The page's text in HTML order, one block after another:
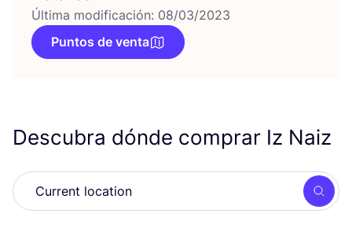
Última modificación: 08/03/2023
Puntos de venta
Descubra dónde comprar Iz Naiz